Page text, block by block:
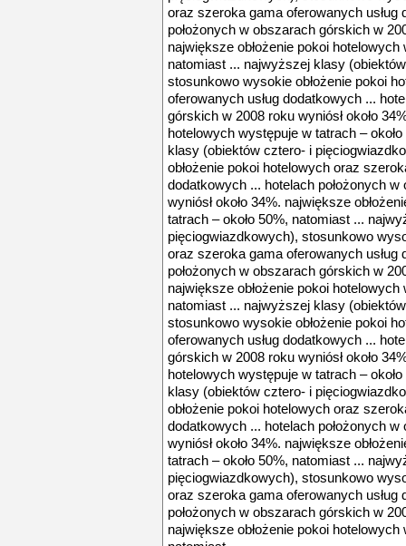
oraz szeroka gama oferowanych usług
położonych w obszarach górskich w
największe obłożenie pokoi
natomiast ... najwyższej klasy
stosunkowo wysokie obłożenie pokoi
oferowanych usług dodatkowych ...
górskich w 2008 roku wyniósł około
hotelowych występuje w tatrach –
klasy (obiektów cztero- i
obłożenie pokoi hotelowych oraz
dodatkowych ... hotelach położonych
wyniósł około 34%. największe
tatrach – około 50%, natomiast ...
pięciogwiazdkowych), stosunkowo
oraz szeroka gama oferowanych usług
położonych w obszarach górskich w
największe obłożenie pokoi
natomiast ... najwyższej klasy
stosunkowo wysokie obłożenie pokoi
oferowanych usług dodatkowych ...
górskich w 2008 roku wyniósł około
hotelowych występuje w tatrach –
klasy (obiektów cztero- i
obłożenie pokoi hotelowych oraz
dodatkowych ... hotelach położonych
wyniósł około 34%. największe
tatrach – około 50%, natomiast ...
pięciogwiazdkowych), stosunkowo
oraz szeroka gama oferowanych usług
położonych w obszarach górskich w
największe obłożenie pokoi